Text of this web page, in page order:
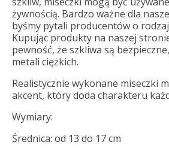
żywnością. Bardzo ważne dla
byśmy pytali producentów o
Kupując produkty na naszej
pewność, że szkliwa są
metali ciężkich.
Realistycznie wykonane miseczki
akcent, który doda charakteru
Wymiary:
Średnica: od 13 do 17 cm